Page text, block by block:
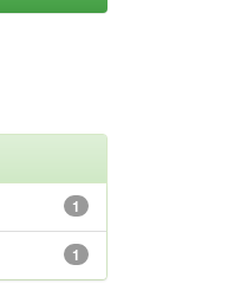
1
1